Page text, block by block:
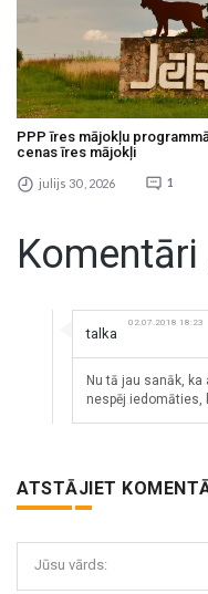
PPP īres mājokļu
cenas īres mājokļi
julijs 30 , 2026 1
Komentāri
talka
02.07.2018 18:23
Nu tā jau sanāk,
nespēj iedomāties,
ATSTĀJIET
Jūsu vārds: